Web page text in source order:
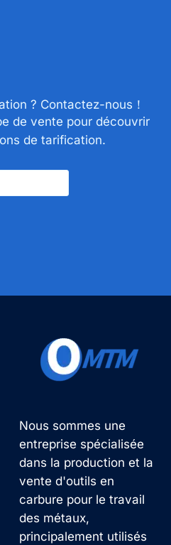
? Contactez-nous！
de vente pour découvrir
de tarification.
Nous sommes une
entreprise spécialisée
dans la production et la
vente d'outils en
carbure pour le travail
des métaux,
principalement utilisés